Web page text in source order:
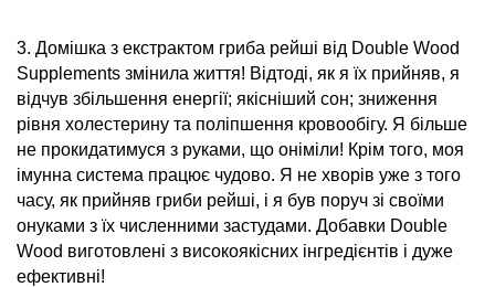
3. Домішка з екстрактом гриба рейші від Double Wood
Supplements змінила життя! Відтоді, як я їх прийняв, я
відчув збільшення енергії; якісніший сон; зниження
рівня холестерину та поліпшення кровообігу. Я більше
не прокидатимуся з руками, що оніміли! Крім того, моя
імунна система працює чудово. Я не хворів уже з того
часу, як прийняв гриби рейші, і я був поруч зі своїми
онуками з їх численними застудами. Добавки Double
Wood виготовлені з високоякісних інгредієнтів і дуже
ефективні!